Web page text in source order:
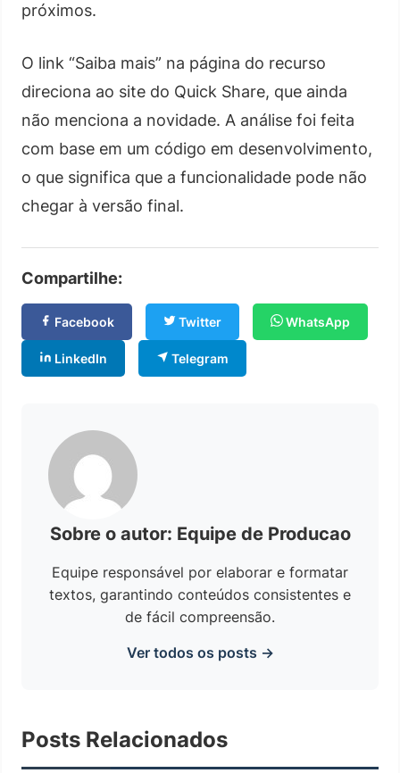
próximos.
O link “Saiba mais” na página do recurso
direciona ao site do Quick Share, que ainda
não menciona a novidade. A análise foi feita
com base em um código em desenvolvimento,
o que significa que a funcionalidade pode não
chegar à versão final.
Compartilhe:
Facebook Twitter WhatsApp
LinkedIn Telegram
Sobre o autor: Equipe de Producao
Equipe responsável por elaborar e formatar
textos, garantindo conteúdos consistentes e
de fácil compreensão.
Ver todos os posts →
Posts Relacionados